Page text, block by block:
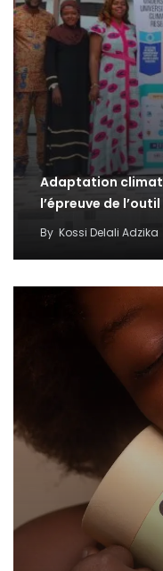
Adaptation
l’épreuve de
By Kossi Delali Adzika